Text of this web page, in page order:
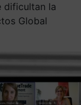
dificultan la
Global